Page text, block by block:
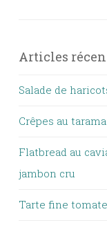
Articles
Salade de
Crêpes au
Flatbread au
jambon cru
Tarte fine